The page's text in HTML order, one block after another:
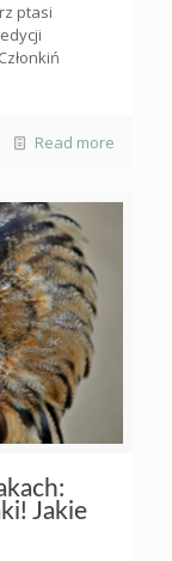
ptasi
Read more
Jakie